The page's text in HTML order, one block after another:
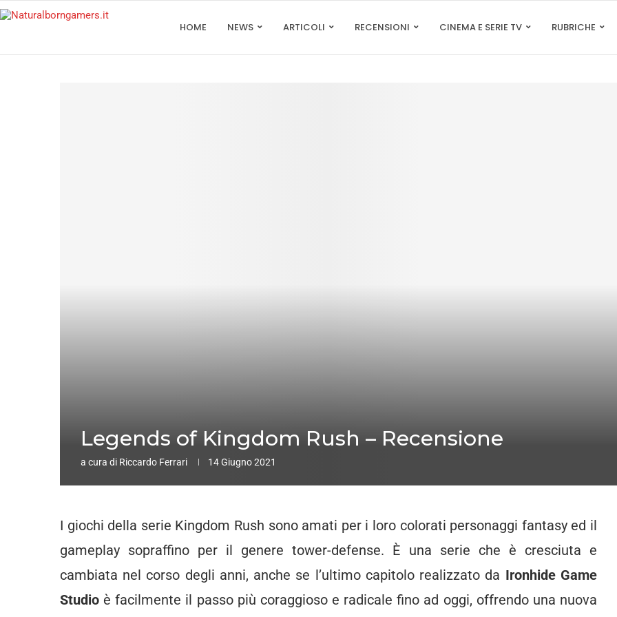
HOME NEWS ARTICOLI RECENSIONI CINEMA E SERIE TV RUBRICHE
Legends of Kingdom Rush – Recensione
a cura di Riccardo Ferrari 14 Giugno 2021
I giochi della serie Kingdom Rush sono amati per i loro colorati personaggi fantasy ed il
gameplay sopraffino per il genere tower-defense. È una serie che è cresciuta e
cambiata nel corso degli anni, anche se l’ultimo capitolo realizzato da Ironhide Game
Studio è facilmente il passo più coraggioso e radicale fino ad oggi, offrendo una nuova